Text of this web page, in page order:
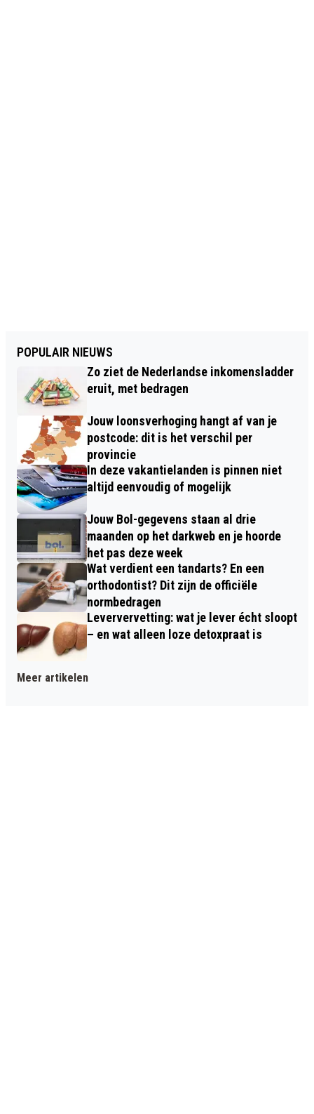
POPULAIR NIEUWS
Zo ziet de Nederlandse inkomensladder
eruit, met bedragen
Jouw loonsverhoging hangt af van je
postcode: dit is het verschil per
provincie
In deze vakantielanden is pinnen niet
altijd eenvoudig of mogelijk
Jouw Bol-gegevens staan al drie
maanden op het darkweb en je hoorde
het pas deze week
Wat verdient een tandarts? En een
orthodontist? Dit zijn de officiële
normbedragen
Leververvetting: wat je lever écht sloopt
– en wat alleen loze detoxpraat is
Meer artikelen